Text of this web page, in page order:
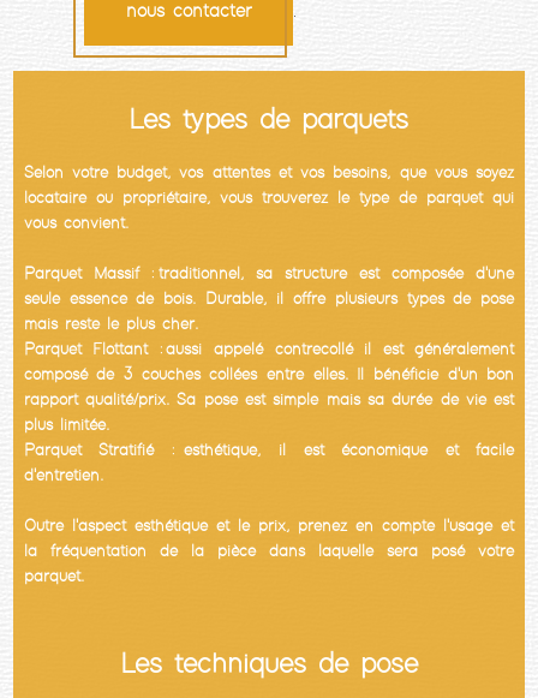
nous contacter .
Les types de parquets
Selon votre budget, vos attentes et vos besoins, que vous soyez
locataire ou propriétaire, vous trouverez le type de parquet qui
vous convient.
Parquet Massif : traditionnel, sa structure est composée d'une
seule essence de bois. Durable, il offre plusieurs types de pose
mais reste le plus cher.
Parquet Flottant : aussi appelé contrecollé il est généralement
composé de 3 couches collées entre elles. Il bénéficie d'un bon
rapport qualité/prix. Sa pose est simple mais sa durée de vie est
plus limitée.
Parquet Stratifié : esthétique, il est économique et facile
d'entretien.
Outre l'aspect esthétique et le prix, prenez en compte l'usage et
la fréquentation de la pièce dans laquelle sera posé votre
parquet.
Les techniques de pose